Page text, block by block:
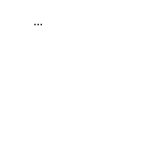
...